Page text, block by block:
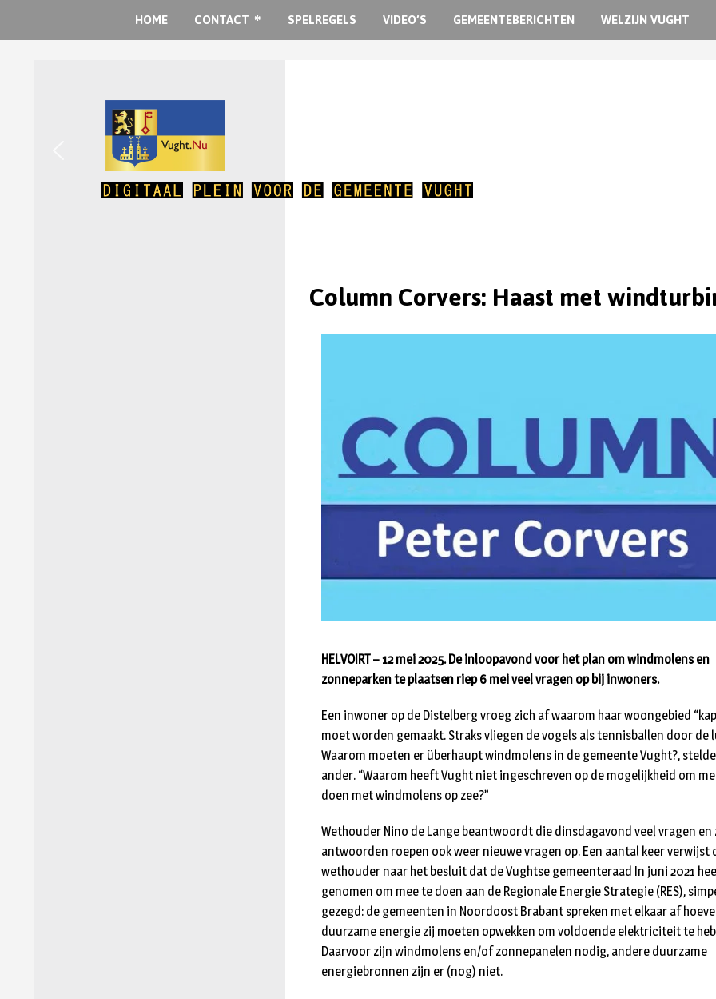
HOME CONTACT SPELREGELS VIDEO’S GEMEENTEBERICHTEN WELZIJN VUGHT
Column Corvers: Haast met
HELVOIRT – 12 mei 2025. De inloopavond voor het plan om windmolens en
zonneparken te plaatsen riep 6 mei veel vragen op bij inwoners.
Een inwoner op de Distelberg vroeg zich af waarom haar woongebied
moet worden gemaakt. Straks vliegen de vogels als tennisballen door de
Waarom moeten er überhaupt windmolens in de gemeente Vught?,
ander. “Waarom heeft Vught niet ingeschreven op de mogelijkheid om
doen met windmolens op zee?”
Wethouder Nino de Lange beantwoordt die dinsdagavond veel vragen en
antwoorden roepen ook weer nieuwe vragen op. Een aantal keer verwijst
wethouder naar het besluit dat de Vughtse gemeenteraad In juni 2021
genomen om mee te doen aan de Regionale Energie Strategie (RES),
gezegd: de gemeenten in Noordoost Brabant spreken met elkaar af
duurzame energie zij moeten opwekken om voldoende elektriciteit te
Daarvoor zijn windmolens en/of zonnepanelen nodig, andere duurzame
energiebronnen zijn er (nog) niet.